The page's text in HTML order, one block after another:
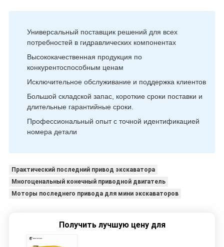
Универсальный поставщик решений для всех
потребностей в гидравлических компонентах
Высококачественная продукция по
конкурентоспособным ценам
Исключительное обслуживание и поддержка клиентов
Большой складской запас, короткие сроки поставки и
длительные гарантийные сроки.
Профессиональный опыт с точной идентификацией
номера детали
Практический последний привод экскаватора
Многоценальный конечный приводной двигатель
Моторы последнего привода для мини экскаваторов
Получить лучшую цену для